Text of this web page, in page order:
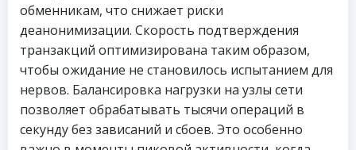
обменникам, что снижает риски
деанонимизации. Скорость подтверждения
транзакций оптимизирована таким образом,
чтобы ожидание не становилось испытанием для
нервов. Балансировка нагрузки на узлы сети
позволяет обрабатывать тысячи операций в
секунду без зависаний и сбоев. Это особенно